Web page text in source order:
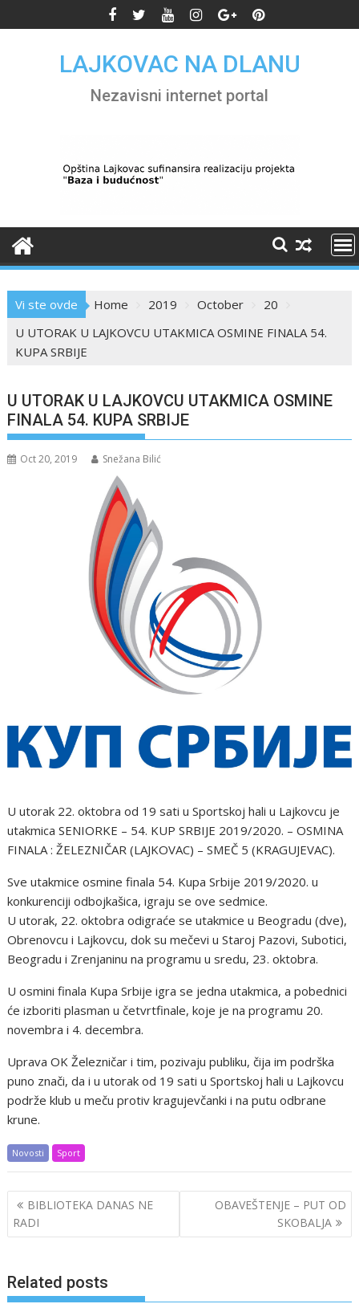
to
LAJKOVAC NA DLANU
Nezavisni internet portal
Vi ste ovde Home 2019 October
20
U UTORAK U LAJKOVCU UTAKMICA OSMINE FINALA 54.
KUPA SRBIJE
U UTORAK U LAJKOVCU UTAKMICA OSMINE
FINALA 54. KUPA SRBIJE
Oct 20, 2019 Snežana Bilić
U utorak 22. oktobra od 19 sati u Sportskoj hali u Lajkovcu je
utakmica SENIORKE – 54. KUP SRBIJE 2019/2020. – OSMINA
FINALA : ŽELEZNIČAR (LAJKOVAC) – SMEČ 5 (KRAGUJEVAC).
Sve utakmice osmine finala 54. Kupa Srbije 2019/2020. u
konkurenciji odbojkašica, igraju se ove sedmice.
U utorak, 22. oktobra odigraće se utakmice u Beogradu (dve),
Obrenovcu i Lajkovcu, dok su mečevi u Staroj Pazovi, Subotici,
Beogradu i Zrenjaninu na programu u sredu, 23. oktobra.
U osmini finala Kupa Srbije igra se jedna utakmica, a pobednici
će izboriti plasman u četvrtfinale, koje je na programu 20.
novembra i 4. decembra.
Uprava OK Železničar i tim, pozivaju publiku, čija im podrška
puno znači, da i u utorak od 19 sati u Sportskoj hali u Lajkovcu
podrže klub u meču protiv kragujevčanki i na putu odbrane
krune.
Novosti Sport
Post
navigation
BIBLIOTEKA DANAS NE
RADI
OBAVEŠTENJE – PUT OD
SKOBALJA
Related posts